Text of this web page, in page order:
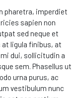
pharetra, imperdiet
sapien non
sed neque et
ligula finibus, at
dui, sollicitudin a
sem. Phasellus ut
urna purus, ac
vestibulum nunc